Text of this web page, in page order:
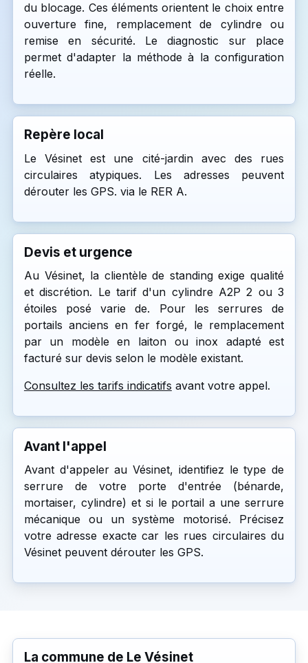
du blocage. Ces éléments orientent le choix entre
ouverture fine, remplacement de cylindre ou
remise en sécurité. Le diagnostic sur place
permet d'adapter la méthode à la configuration
réelle.
Repère local
Le Vésinet est une cité-jardin avec des rues
circulaires atypiques. Les adresses peuvent
dérouter les GPS. via le RER A.
Devis et urgence
Au Vésinet, la clientèle de standing exige qualité
et discrétion. Le tarif d'un cylindre A2P 2 ou 3
étoiles posé varie de. Pour les serrures de
portails anciens en fer forgé, le remplacement
par un modèle en laiton ou inox adapté est
facturé sur devis selon le modèle existant.
Consultez les tarifs indicatifs avant votre appel.
Avant l'appel
Avant d'appeler au Vésinet, identifiez le type de
serrure de votre porte d'entrée (bénarde,
mortaiser, cylindre) et si le portail a une serrure
mécanique ou un système motorisé. Précisez
votre adresse exacte car les rues circulaires du
Vésinet peuvent dérouter les GPS.
La commune de Le Vésinet